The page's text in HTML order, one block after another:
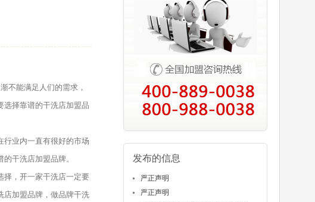
不能满足人们的需求，
选择靠谱的干洗店加盟品
业内一直有很好的市场
干洗店加盟品牌。
，开一家干洗店一定要
店加盟品牌，做品牌干洗
发布的信息
严正声明
严正声明